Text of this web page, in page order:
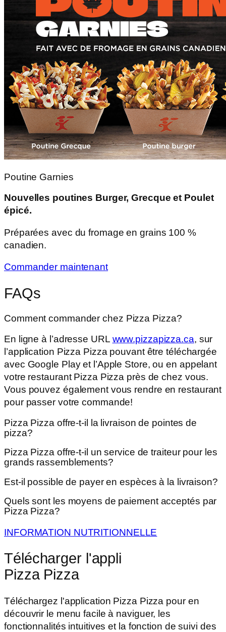
Poutine Garnies
Nouvelles poutines Burger, Grecque et Poulet
épicé.
Préparées avec du fromage en grains 100 %
canadien.
Commander maintenant
FAQs
Comment commander chez Pizza Pizza?
En ligne à l’adresse URL www.pizzapizza.ca, sur
l’application Pizza Pizza pouvant être téléchargée
avec Google Play et l’Apple Store, ou en appelant
votre restaurant Pizza Pizza près de chez vous.
Vous pouvez également vous rendre en restaurant
pour passer votre commande!
Pizza Pizza offre-t-il la livraison de pointes de
pizza?
Pizza Pizza offre-t-il un service de traiteur pour les
grands rassemblements?
Est-il possible de payer en espèces à la livraison?
Quels sont les moyens de paiement acceptés par
Pizza Pizza?
INFORMATION NUTRITIONNELLE
Télécharger l'appli
Pizza Pizza
Téléchargez l'application Pizza Pizza pour en
découvrir le menu facile à naviguer, les
fonctionnalités intuitives et la fonction de suivi des